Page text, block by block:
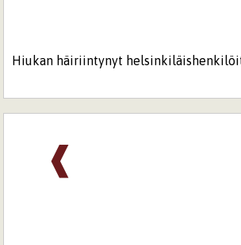
Hiukan häiriintynyt
❰